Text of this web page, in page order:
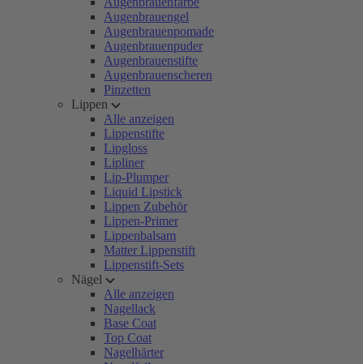
Augenbrauengel
Augenbrauenpomade
Augenbrauenpuder
Augenbrauenstifte
Augenbrauenscheren
Pinzetten
Lippen
Alle anzeigen
Lippenstifte
Lipgloss
Lipliner
Lip-Plumper
Liquid Lipstick
Lippen Zubehör
Lippen-Primer
Lippenbalsam
Matter Lippenstift
Lippenstift-Sets
Nägel
Alle anzeigen
Nagellack
Base Coat
Top Coat
Nagelhärter